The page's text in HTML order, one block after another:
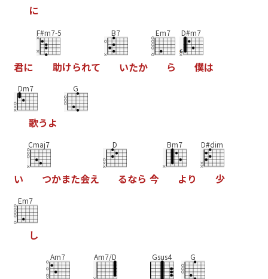
に
君に
F#m7-5
助けられて
B7
いたか
Em7
ら
D#m7
僕は
Dm7
歌う よ
G
い
Cmaj7
つかまた会え
D
るなら 今
Bm7
よ り
D#dim
少
Em7
し
Am7 Am7/D Gsus4 G